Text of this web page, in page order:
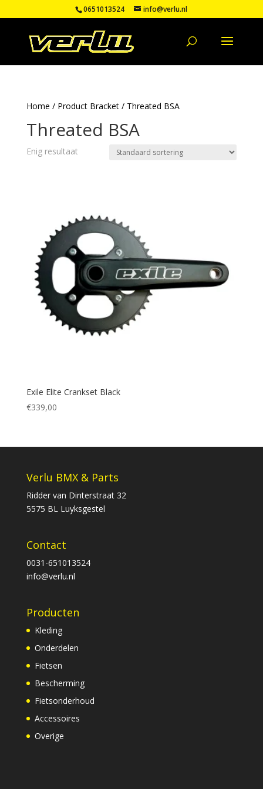
0651013524 info@verlu.nl
Home / Product Bracket / Threated BSA
Threated BSA
Enig resultaat
Exile Elite Crankset Black
€339,00
Verlu BMX & Parts
Ridder van Dinterstraat 32
5575 BL Luyksgestel
Contact
0031-651013524
info@verlu.nl
Producten
Kleding
Onderdelen
Fietsen
Bescherming
Fietsonderhoud
Accessoires
Overige